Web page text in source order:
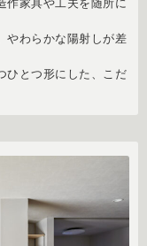
作家具や工夫を随所に
やわらかな陽射しが差
ひとつ形にした、こだ